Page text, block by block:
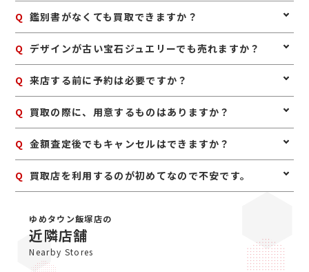
A はい、ジュエリー全体として査定いたします。中央の石
Q 鑑別書がなくても買取できますか？
A はい、鑑別書がなくても査定は可能です。鑑別書がある
Q デザインが古い宝石ジュエリーでも売れますか？
A はい、古いデザインでも宝石や素材に価値があれば査定
Q 来店する前に予約は必要ですか？
A 予約は必要ありませんのでいつでもお越しいただけます
すとスムーズにご案内できます。
Q 買取の際に、用意するものはありますか？
A はい。身分証明書(運転免許証、マイナンバーカード、
Q 金額査定後でもキャンセルはできますか？
A お値段にご満足いただけない場合は、もちろんキャンセ
Q 買取店を利用するのが初めてなので不安です。
がとうございます。ジュエルカフェは女性スタッフが中
心で、丁寧な接客・明るいお店・手数料完全無料の手軽
さで多くのお客様にご利用いただいています。ぜひ安心
してお越しくださいませ。
ゆめタウン飯塚店の
近隣店舗
Nearby Stores